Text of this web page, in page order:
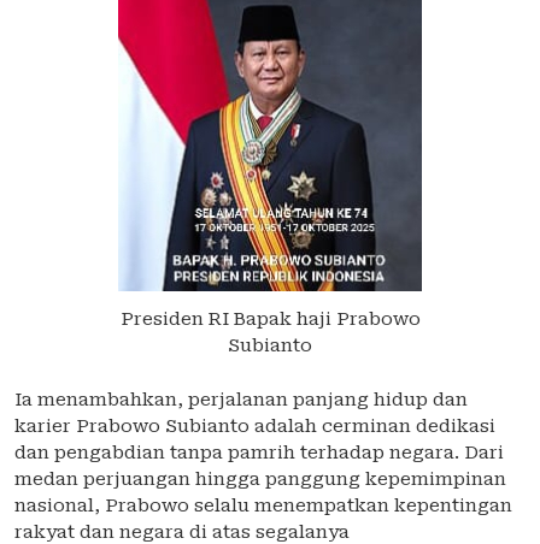
Presiden RI Bapak haji Prabowo
Subianto
Ia menambahkan, perjalanan panjang hidup dan
karier Prabowo Subianto adalah cerminan dedikasi
dan pengabdian tanpa pamrih terhadap negara. Dari
medan perjuangan hingga panggung kepemimpinan
nasional, Prabowo selalu menempatkan kepentingan
rakyat dan negara di atas segalanya